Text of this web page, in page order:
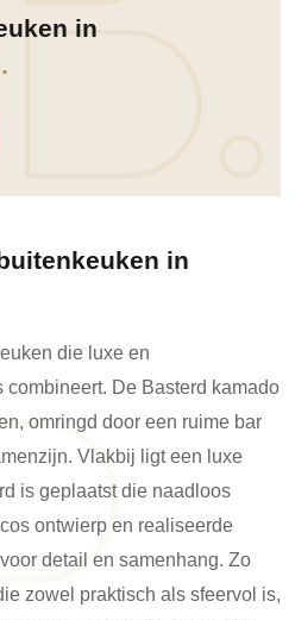
in
in
die luxe en
De Basterd kamado
omringd door een ruime bar
Vlakbij ligt een luxe
is geplaatst die naadloos
ontwierp en realiseerde
detail en samenhang. Zo
zowel praktisch als sfeervol is,